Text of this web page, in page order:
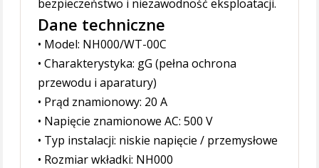
bezpieczeństwo i niezawodność eksploatacji.
Dane techniczne
• Model: NH000/WT-00C
• Charakterystyka: gG (pełna ochrona
przewodu i aparatury)
• Prąd znamionowy: 20 A
• Napięcie znamionowe AC: 500 V
• Typ instalacji: niskie napięcie / przemysłowe
• Rozmiar wkładki: NH000